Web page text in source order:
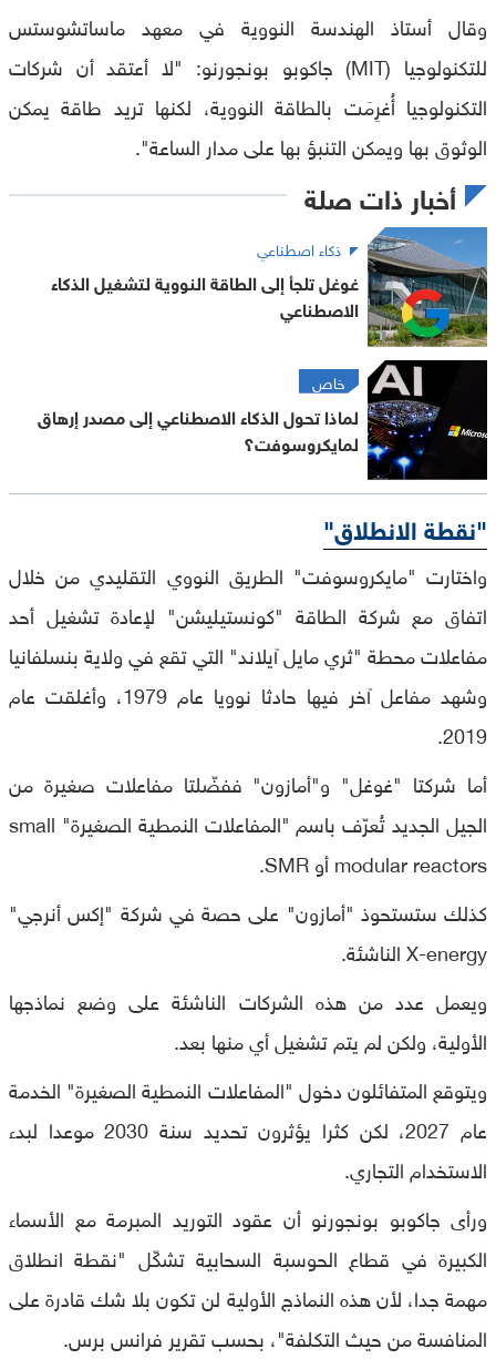
وقال أستاذ الهندسة النووية في معهد ماساتشوستس
للتكنولوجيا (MIT) جاكوبو بونجورنو: "لا أعتقد أن شركات
التكنولوجيا أُغرِمَت بالطاقة النووية، لكنها تريد طاقة يمكن
الوثوق بها ويمكن التنبؤ بها على مدار الساعة".
أخبار ذات صلة
ذكاء اصطناعي
غوغل تلجأ إلى الطاقة النووية لتشغيل الذكاء
الاصطناعي
خاص
لماذا تحول الذكاء الاصطناعي إلى مصدر إرهاق
لمايكروسوفت؟
"نقطة الانطلاق"
واختارت "مايكروسوفت" الطريق النووي التقليدي من خلال
اتفاق مع شركة الطاقة "كونستيليشن" لإعادة تشغيل أحد
مفاعلات محطة "ثري مايل آيلاند" التي تقع في ولاية بنسلفانيا
وشهد مفاعل آخر فيها حادثا نوويا عام 1979، وأغلقت عام
2019.
أما شركتا "غوغل" و"أمازون" ففضّلتا مفاعلات صغيرة من
الجيل الجديد تُعرّف باسم "المفاعلات النمطية الصغيرة" small
modular reactors أو SMR.
كذلك ستستحوذ "أمازون" على حصة في شركة "إكس أنرجي"
X-energy الناشئة.
ويعمل عدد من هذه الشركات الناشئة على وضع نماذجها
الأولية، ولكن لم يتم تشغيل أي منها بعد.
ويتوقع المتفائلون دخول "المفاعلات النمطية الصغيرة" الخدمة
عام 2027، لكن كثرا يؤثرون تحديد سنة 2030 موعدا لبدء
الاستخدام التجاري.
ورأى جاكوبو بونجورنو أن عقود التوريد المبرمة مع الأسماء
الكبيرة في قطاع الحوسبة السحابية تشكّل "نقطة انطلاق
مهمة جدا، لأن هذه النماذج الأولية لن تكون بلا شك قادرة على
المنافسة من حيث التكلفة"، بحسب تقرير فرانس برس.